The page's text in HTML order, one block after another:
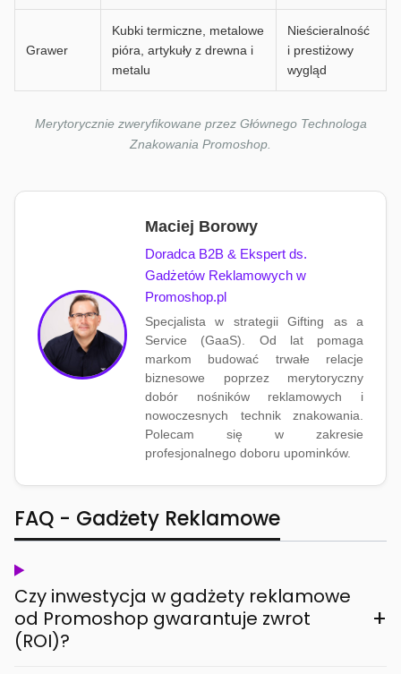
Grawer
Kubki termiczne, metalowe
pióra, artykuły z drewna i
metalu
Nieścieralność
i prestiżowy
wygląd
Merytorycznie zweryfikowane przez Głównego Technologa
Znakowania Promoshop.
Maciej Borowy
Doradca B2B & Ekspert ds.
Gadżetów Reklamowych w
Promoshop.pl
Specjalista w strategii Gifting as a
Service (GaaS). Od lat pomaga
markom budować trwałe relacje
biznesowe poprzez merytoryczny
dobór nośników reklamowych i
nowoczesnych technik znakowania.
Polecam się w zakresie
profesjonalnego doboru upominków.
FAQ - Gadżety Reklamowe
Czy inwestycja w gadżety reklamowe
od Promoshop gwarantuje zwrot
(ROI)?
+